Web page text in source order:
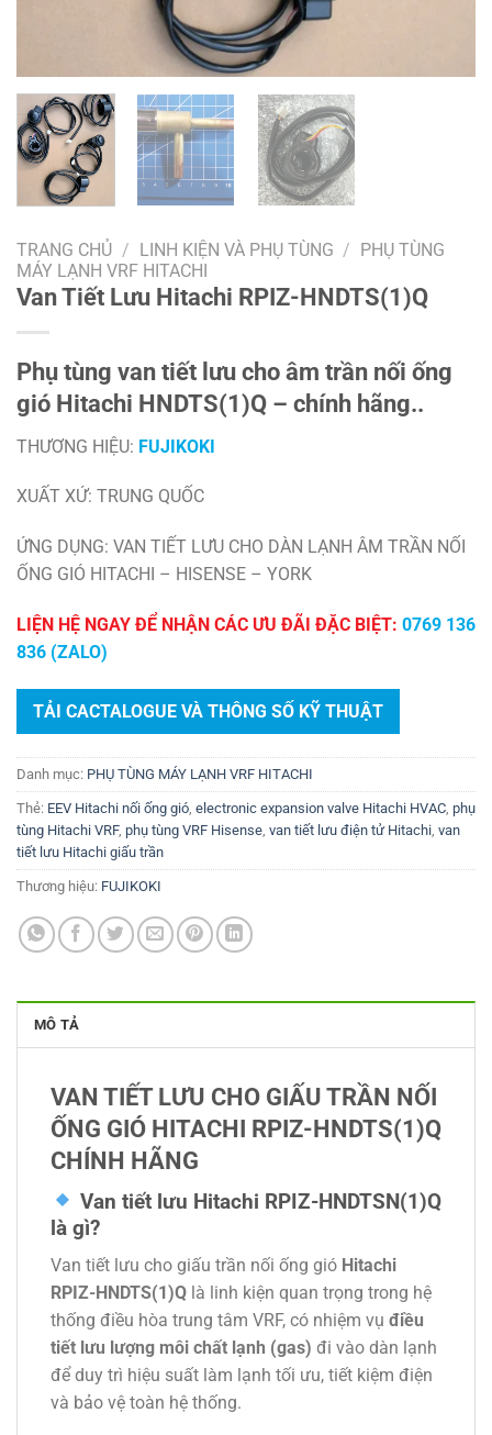
TRANG CHỦ / LINH KIỆN VÀ PHỤ TÙNG / PHỤ TÙNG
MÁY LẠNH VRF HITACHI
Van Tiết Lưu Hitachi RPIZ-HNDTS(1)Q
Phụ tùng van tiết lưu cho âm trần nối ống
gió Hitachi HNDTS(1)Q – chính hãng..
THƯƠNG HIỆU: FUJIKOKI
XUẤT XỨ: TRUNG QUỐC
ỨNG DỤNG: VAN TIẾT LƯU CHO DÀN LẠNH ÂM TRẦN NỐI
ỐNG GIÓ HITACHI – HISENSE – YORK
LIỆN HỆ NGAY ĐỂ NHẬN CÁC ƯU ĐÃI ĐẶC BIỆT: 0769 136
836 (ZALO)
TẢI CACTALOGUE VÀ THÔNG SỐ KỸ THUẬT
Danh mục: PHỤ TÙNG MÁY LẠNH VRF HITACHI
Thẻ: EEV Hitachi nối ống gió electronic expansion valve Hitachi HVAC phụ
tùng Hitachi VRF, phụ tùng VRF Hisense van tiết lưu điện tử Hitachi van
tiết lưu Hitachi giấu trần
Thương hiệu: FUJIKOKI
MÔ TẢ
VAN TIẾT LƯU CHO GIẤU TRẦN NỐI
ỐNG GIÓ HITACHI RPIZ-HNDTS(1)Q
CHÍNH HÃNG
Van tiết lưu Hitachi RPIZ-HNDTSN(1)Q
là gì?
Van tiết lưu cho giấu trần nối ống gió Hitachi
RPIZ-HNDTS(1)Q là linh kiện quan trọng trong hệ
thống điều hòa trung tâm VRF, có nhiệm vụ điều
tiết lưu lượng môi chất lạnh (gas) đi vào dàn lạnh
để duy trì hiệu suất làm lạnh tối ưu, tiết kiệm điện
và bảo vệ toàn hệ thống.